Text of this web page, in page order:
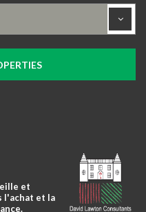
et
l'achat et la